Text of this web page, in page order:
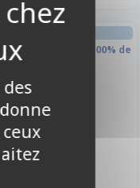
Médaille : 100% de